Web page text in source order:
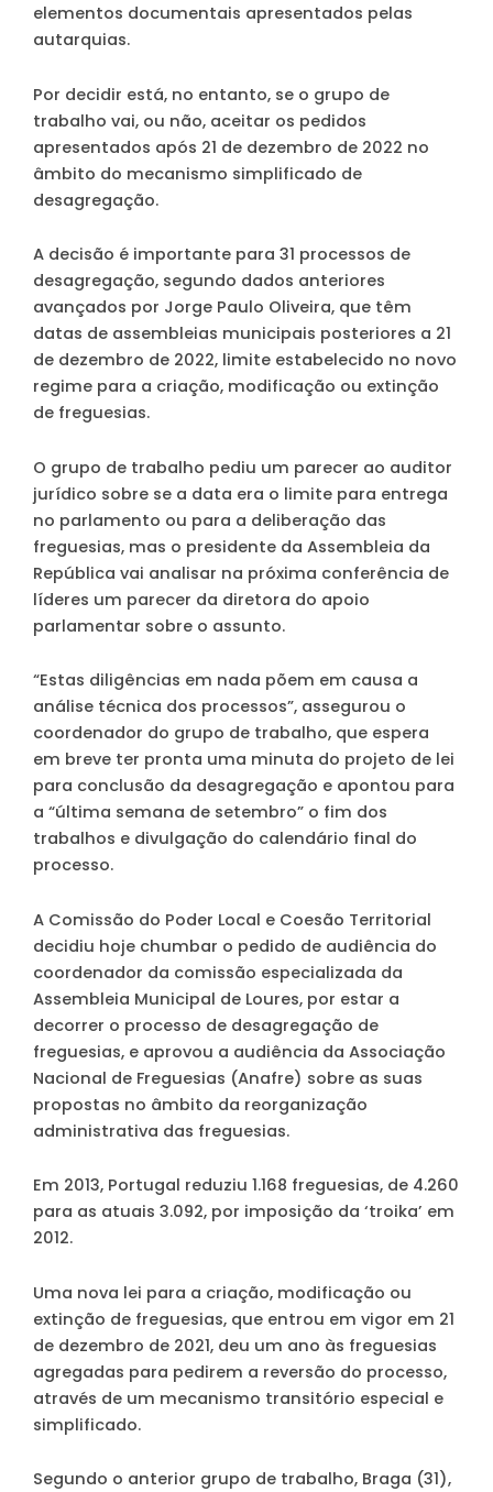
elementos documentais apresentados pelas
autarquias.
Por decidir está, no entanto, se o grupo de
trabalho vai, ou não, aceitar os pedidos
apresentados após 21 de dezembro de 2022 no
âmbito do mecanismo simplificado de
desagregação.
A decisão é importante para 31 processos de
desagregação, segundo dados anteriores
avançados por Jorge Paulo Oliveira, que têm
datas de assembleias municipais posteriores a 21
de dezembro de 2022, limite estabelecido no novo
regime para a criação, modificação ou extinção
de freguesias.
O grupo de trabalho pediu um parecer ao auditor
jurídico sobre se a data era o limite para entrega
no parlamento ou para a deliberação das
freguesias, mas o presidente da Assembleia da
República vai analisar na próxima conferência de
líderes um parecer da diretora do apoio
parlamentar sobre o assunto.
“Estas diligências em nada põem em causa a
análise técnica dos processos”, assegurou o
coordenador do grupo de trabalho, que espera
em breve ter pronta uma minuta do projeto de lei
para conclusão da desagregação e apontou para
a “última semana de setembro” o fim dos
trabalhos e divulgação do calendário final do
processo.
A Comissão do Poder Local e Coesão Territorial
decidiu hoje chumbar o pedido de audiência do
coordenador da comissão especializada da
Assembleia Municipal de Loures, por estar a
decorrer o processo de desagregação de
freguesias, e aprovou a audiência da Associação
Nacional de Freguesias (Anafre) sobre as suas
propostas no âmbito da reorganização
administrativa das freguesias.
Em 2013, Portugal reduziu 1.168 freguesias, de 4.260
para as atuais 3.092, por imposição da ‘troika’ em
2012.
Uma nova lei para a criação, modificação ou
extinção de freguesias, que entrou em vigor em 21
de dezembro de 2021, deu um ano às freguesias
agregadas para pedirem a reversão do processo,
através de um mecanismo transitório especial e
simplificado.
Segundo o anterior grupo de trabalho, Braga (31),